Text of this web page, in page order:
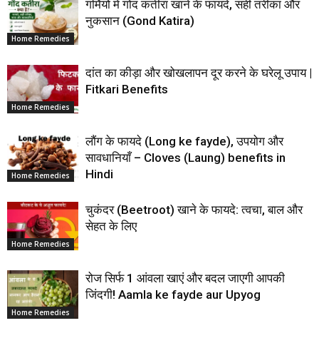
Home Remedies
गर्मियों में गोंद कतीरा खाने के फायदे, सही तरीका और
नुकसान (Gond Katira)
Home Remedies
दांत का कीड़ा और खोखलापन दूर करने के घरेलू उपाय |
Fitkari Benefits
Home Remedies
लौंग के फायदे (Long ke fayde), उपयोग और
सावधानियाँ – Cloves (Laung) benefits in
Hindi
Home Remedies
चुकंदर (Beetroot) खाने के फायदे: त्वचा, बाल और
सेहत के लिए
Home Remedies
रोज सिर्फ 1 आंवला खाएं और बदल जाएगी आपकी
जिंदगी! Aamla ke fayde aur Upyog